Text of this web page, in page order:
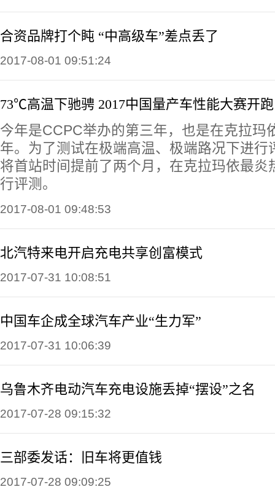
合资品牌打个盹 “中高级车”差点丢了
2017-08-01 09:51:24
73℃高温下驰骋 2017中国量产车性能大赛开跑
今年是CCPC举办的第三年，也是在克拉玛
年。为了测试在极端高温、极端路况下进行
将首站时间提前了两个月，在克拉玛依最炎
行评测。
2017-08-01 09:48:53
北汽特来电开启充电共享创富模式
2017-07-31 10:08:51
中国车企成全球汽车产业“生力军”
2017-07-31 10:06:39
乌鲁木齐电动汽车充电设施丢掉“摆设”之名
2017-07-28 09:15:32
三部委发话：旧车将更值钱
2017-07-28 09:09:25